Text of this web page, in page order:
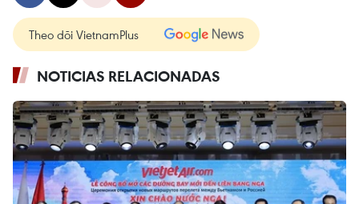
Theo dõi VietnamPlus
NOTICIAS RELACIONADAS